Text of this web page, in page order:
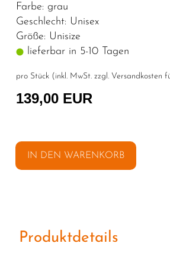
Farbe: grau
Geschlecht: Unisex
Größe: Unisize
lieferbar in 5-10 Tagen
pro Stück (inkl. MwSt. zzgl. Versandkosten
139,00 EUR
IN DEN WARENKORB
Produktdetails